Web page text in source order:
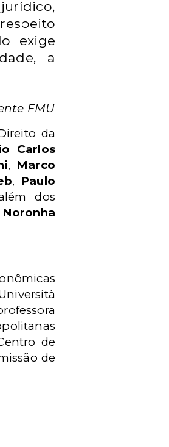
exige
a
FMU
da
Carlos
, Marco
, Paulo
dos
de
de